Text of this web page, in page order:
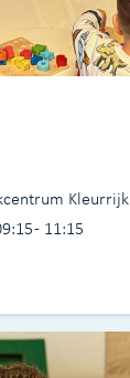
Kleurrijk
- 11:15